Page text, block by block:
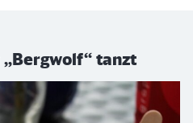
tanzt